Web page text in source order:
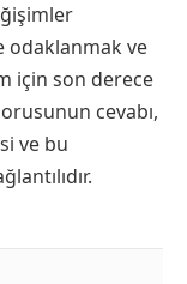
odaklanmak ve
için son derece
cevabı,
ve bu